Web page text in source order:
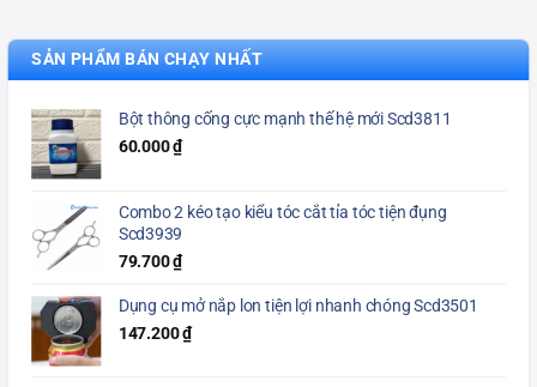
SẢN PHẨM BÁN CHẠY NHẤT
Bột thông cống cực mạnh thế hệ mới Scd3811
60.000₫
Combo 2 kéo tạo kiểu tóc cắt tỉa tóc tiện đụng
Scd3939
79.700₫
Dụng cụ mở nắp lon tiện lợi nhanh chóng Scd3501
147.200₫